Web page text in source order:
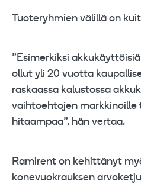
Tuoteryhmien välillä on
”Esimerkiksi akkukäyttöisiä
ollut yli 20 vuotta
raskaassa kalustossa
vaihtoehtojen markkinoille
hitaampaa”, hän vertaa.
Ramirent on kehittänyt
konevuokrauksen